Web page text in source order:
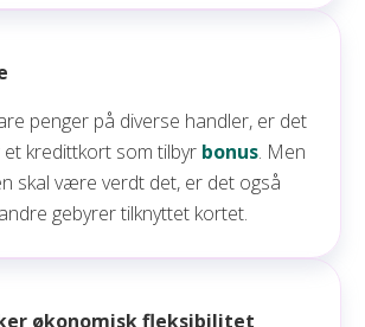
penger på diverse handler, er det
kredittkort som tilbyr bonus. Men
skal være verdt det, er det også
gebyrer tilknyttet kortet.
økonomisk fleksibilitet